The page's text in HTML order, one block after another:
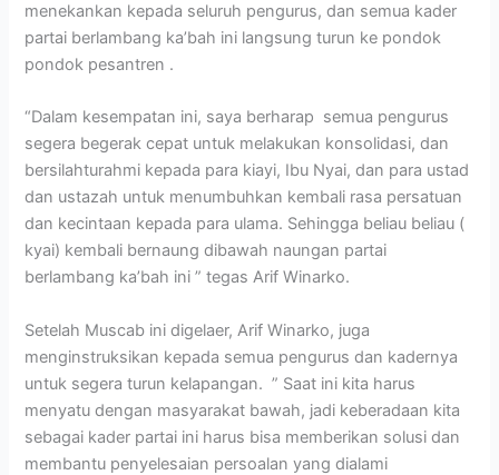
menekankan kepada seluruh pengurus, dan semua kader
partai berlambang ka’bah ini langsung turun ke pondok
pondok pesantren .
“Dalam kesempatan ini, saya berharap semua pengurus
segera begerak cepat untuk melakukan konsolidasi, dan
bersilahturahmi kepada para kiayi, Ibu Nyai, dan para ustad
dan ustazah untuk menumbuhkan kembali rasa persatuan
dan kecintaan kepada para ulama. Sehingga beliau beliau (
kyai) kembali bernaung dibawah naungan partai
berlambang ka’bah ini ” tegas Arif Winarko.
Setelah Muscab ini digelaer, Arif Winarko, juga
menginstruksikan kepada semua pengurus dan kadernya
untuk segera turun kelapangan. ” Saat ini kita harus
menyatu dengan masyarakat bawah, jadi keberadaan kita
sebagai kader partai ini harus bisa memberikan solusi dan
membantu penyelesaian persoalan yang dialami